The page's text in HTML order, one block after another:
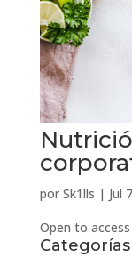
por Sk1lls | Jul
Open to
Categorías